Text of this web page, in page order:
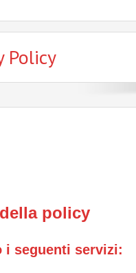
Policy
policy
i seguenti servizi: